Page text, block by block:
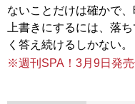
ないことだけは確かで
上書きにするには、落
※週刊SPA！3月9日発売